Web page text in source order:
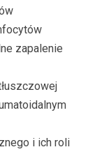
zapalenie
i ich roli